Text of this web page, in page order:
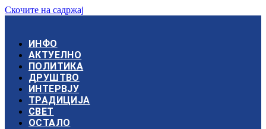
Скочите на садржај
ИНФО
АКТУЕЛНО
ПОЛИТИКА
ДРУШТВО
ИНТЕРВЈУ
ТРАДИЦИЈА
СВЕТ
ОСТАЛО